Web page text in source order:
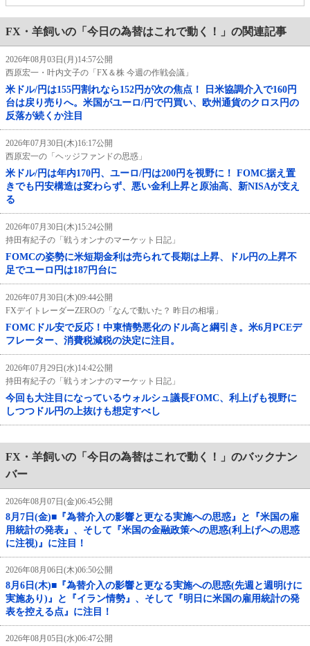
FX・羊飼いの「今日の為替はこれで動く！」の関連記事
2026年08月03日(月)14:57公開
西原宏一・叶内文子の「FX＆株 今週の作戦会議」
米ドル/円は155円割れなら152円が次の焦点！ 日米協調介入で160円
台は戻り売りへ。米国がユーロ/円で円買い、欧州通貨のクロス円の
反落が続くか注目
2026年07月30日(木)16:17公開
西原宏一の「ヘッジファンドの思惑」
米ドル/円は年内170円、ユーロ/円は200円を視野に！ FOMC据え置
きでも円安構造は変わらず、悪い金利上昇と原油高、新NISAが支え
る
2026年07月30日(木)15:24公開
持田有紀子の「戦うオンナのマーケット日記」
FOMCの姿勢に米短期金利は売られて長期は上昇、ドル円の上昇不
足でユーロ円は187円台に
2026年07月30日(木)09:44公開
FXデイトレーダーZEROの「なんで動いた？ 昨日の相場」
FOMCドル安で反応！中東情勢悪化のドル高と綱引き。米6月PCEデ
フレーター、消費税減税の決定に注目。
2026年07月29日(水)14:42公開
持田有紀子の「戦うオンナのマーケット日記」
今回も大注目になっているウォルシュ議長FOMC、利上げも視野に
しつつドル円の上抜けも想定すべし
FX・羊飼いの「今日の為替はこれで動く！」のバックナン
バー
2026年08月07日(金)06:45公開
8月7日(金)■『為替介入の影響と更なる実施への思惑』と『米国の雇
用統計の発表』、そして『米国の金融政策への思惑(利上げへの思惑
に注視)』に注目！
2026年08月06日(木)06:50公開
8月6日(木)■『為替介入の影響と更なる実施への思惑(先週と週明けに
実施あり)』と『イラン情勢』、そして『明日に米国の雇用統計の発
表を控える点』に注目！
2026年08月05日(水)06:47公開